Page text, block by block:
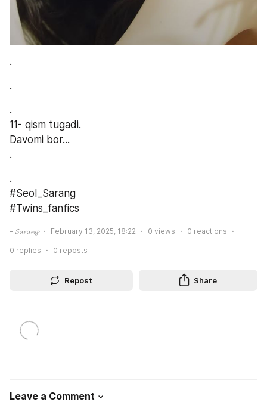
.
.
.
11- qism tugadi.
Davomi bor...
.
.
#Seol_Sarang
#Twins_fanfics
– 𝓢𝓪𝓻𝓪𝓷𝓰 February 13, 2025, 18:22 0 views 0 reactions
0 replies 0 reposts
Repost Share
Leave a Comment